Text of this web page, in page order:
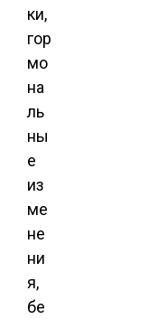
ки,
гор
мо
на
ль
ны
е
из
ме
не
ни
я,
бе